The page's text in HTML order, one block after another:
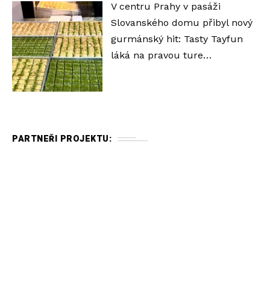
V centru Prahy v pasáži
Slovanského domu přibyl nový
gurmánský hit: Tasty Tayfun
láká na pravou ture…
PARTNEŘI PROJEKTU: